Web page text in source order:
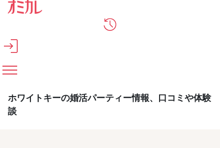
メインコンテンツへスキップ
ホワイトキーの婚活パーティー情報、口コミや体験
談